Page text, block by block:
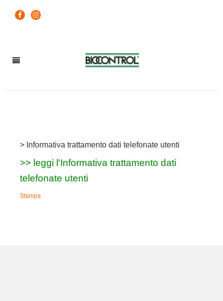
> Informativa trattamento dati telefonate utenti
>> leggi l'Informativa trattamento dati
telefonate utenti
Stampa